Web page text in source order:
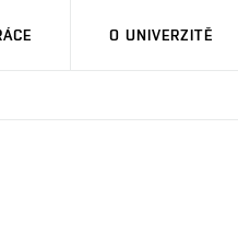
O UNIVERZITĚ